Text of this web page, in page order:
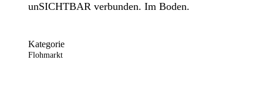
unSICHTBAR verbunden. Im Boden.
Kategorie
Flohmarkt